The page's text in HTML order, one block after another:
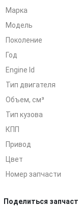
Марка
Модель
Поколение
Год
Engine Id
Тип двигателя
Объем, см³
Тип кузова
КПП
Привод
Цвет
Номер запчасти
Поделиться